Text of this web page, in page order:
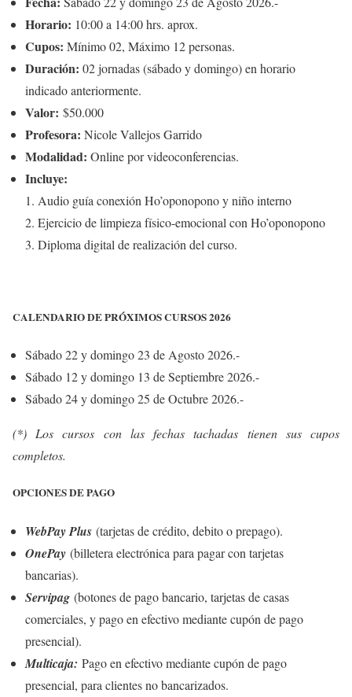
Horario: 10:00 a 14:00 hrs. aprox.
Cupos: Mínimo 02, Máximo 12 personas.
Duración: 02 jornadas (sábado y domingo) en horario
indicado anteriormente.
Valor: $50.000
Profesora: Nicole Vallejos Garrido
Modalidad: Online por videoconferencias.
Incluye:
Audio guía conexión Ho’oponopono y niño interno
Ejercicio de limpieza físico-emocional con Ho’oponopono
Diploma digital de realización del curso.
CALENDARIO DE PRÓXIMOS CURSOS 2026
Sábado 22 y domingo 23 de Agosto 2026.-
Sábado 12 y domingo 13 de Septiembre 2026.-
Sábado 24 y domingo 25 de Octubre 2026.-
(*) Los cursos con las fechas tachadas tienen sus cupos
completos.
OPCIONES DE PAGO
WebPay Plus (tarjetas de crédito, debito o prepago).
OnePay (billetera electrónica para pagar con tarjetas
bancarias).
Servipag (botones de pago bancario, tarjetas de casas
comerciales, y pago en efectivo mediante cupón de pago
presencial).
Multicaja: Pago en efectivo mediante cupón de pago
presencial, para clientes no bancarizados.